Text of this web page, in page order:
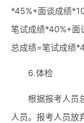
*45%+面谈成绩
笔试成绩*40%+面
总成绩=笔试成绩
6.体检
根据报考人员
人员。报考人员放